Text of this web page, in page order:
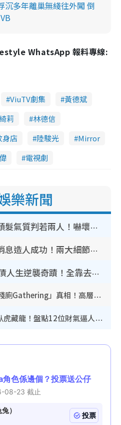
沉多年離巢無綫往外闖 倒
WhatsApp 報料專線:
ViuTV劇集
黃德斌
莉
林德信
身店 陸駿光
Mirror
電視劇
樂新聞
簡淑兒染金毛剪短頭髮氣質判若兩人！嚇壞老公麥大力都認唔出：「你做咩事？」
湯洛雯傳終於有好消息造人成功！兩大細節曝孕味極濃惹猜測：大肚婆先會咁！
五索親揭10年前負債人生逆襲奇蹟！全靠去一地方轉運後即遇上馬先生
林芊妤親解12年前「殘廁Gathering」真相！高層解約一句話重創尊嚴至今拒返TVB
《愛回家》隱形富豪臥虎藏龍！盤點12位財氣逼人的有錢藝人：呢位靚女3億身家唔憂做